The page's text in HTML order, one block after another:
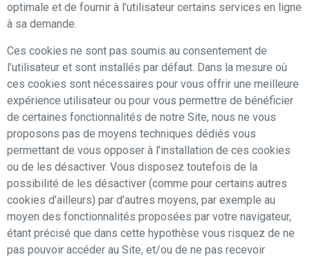
optimale et de fournir à l’utilisateur certains services en ligne
à sa demande.
Ces cookies ne sont pas soumis au consentement de
l’utilisateur et sont installés par défaut. Dans la mesure où
ces cookies sont nécessaires pour vous offrir une meilleure
expérience utilisateur ou pour vous permettre de bénéficier
de certaines fonctionnalités de notre Site, nous ne vous
proposons pas de moyens techniques dédiés vous
permettant de vous opposer à l’installation de ces cookies
ou de les désactiver. Vous disposez toutefois de la
possibilité de les désactiver (comme pour certains autres
cookies d’ailleurs) par d’autres moyens, par exemple au
moyen des fonctionnalités proposées par votre navigateur,
étant précisé que dans cette hypothèse vous risquez de ne
pas pouvoir accéder au Site, et/ou de ne pas recevoir